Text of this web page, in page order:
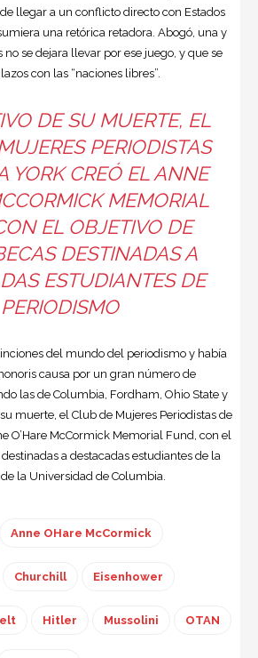
llegar a un conflicto directo con Estados
una retórica retadora. Abogó, una y
no se dejara llevar por ese juego, y que se
con las “naciones libres”.
DE SU MUERTE, EL
PERIODISTAS
YORK CREÓ EL ANNE
MEMORIAL
EL OBJETIVO DE
DESTINADAS A
ESTUDIANTES DE
PERIODISMO
del mundo del periodismo y había
causa por un gran número de
las de Columbia, Fordham, Ohio State y
muerte, el Club de Mujeres Periodistas de
O’Hare McCormick Memorial Fund, con el
a destacadas estudiantes de la
la Universidad de Columbia.
Anne OHare McCormick
Churchill Eisenhower
Hitler Mussolini OTAN